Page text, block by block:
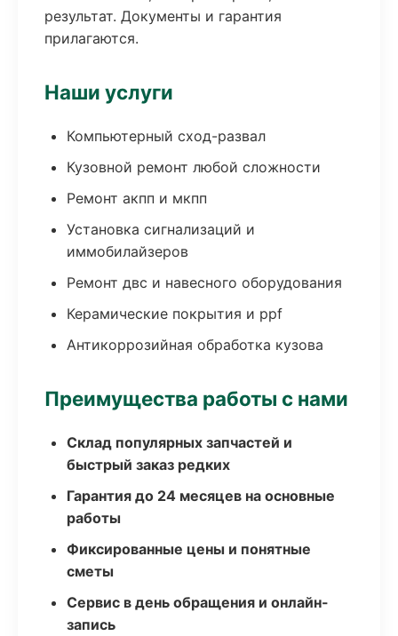
результат. Документы и гарантия
прилагаются.
Наши услуги
Компьютерный сход-развал
Кузовной ремонт любой сложности
Ремонт акпп и мкпп
Установка сигнализаций и
иммобилайзеров
Ремонт двс и навесного оборудования
Керамические покрытия и ppf
Антикоррозийная обработка кузова
Преимущества работы с нами
Склад популярных запчастей и
быстрый заказ редких
Гарантия до 24 месяцев на основные
работы
Фиксированные цены и понятные
сметы
Сервис в день обращения и онлайн-
запись